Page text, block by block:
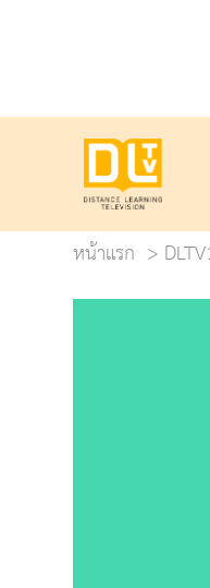
หน้าแรก